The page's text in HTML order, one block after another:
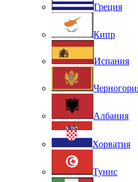
Греция
Кипр
Испания
Албания
Хорватия
Тунис